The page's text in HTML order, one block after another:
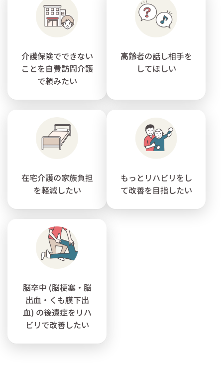
介護保険でできない
ことを自費訪問介護
で頼みたい
高齢者の話し相手を
してほしい
在宅介護の家族負担
を軽減したい
もっとリハビリをし
て改善を目指したい
脳卒中 (脳梗塞・脳
出血・くも膜下出
血) の後遺症をリハ
ビリで改善したい